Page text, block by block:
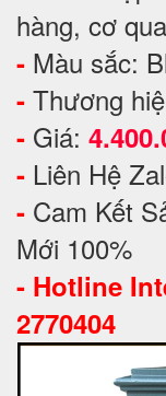
hàng, cơ
- Màu sắc:
- Thương
- Giá:
- Liên Hệ
- Cam Kết
Mới 100%
- Hotline
2770404